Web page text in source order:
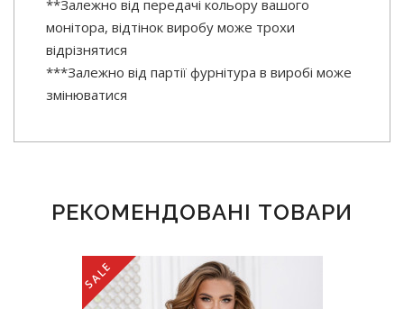
**Залежно від передачі кольору вашого
монітора, відтінок виробу може трохи
відрізнятися
***Залежно від партії фурнітура в виробі може
змінюватися
РЕКОМЕНДОВАНІ ТОВАРИ
SALE